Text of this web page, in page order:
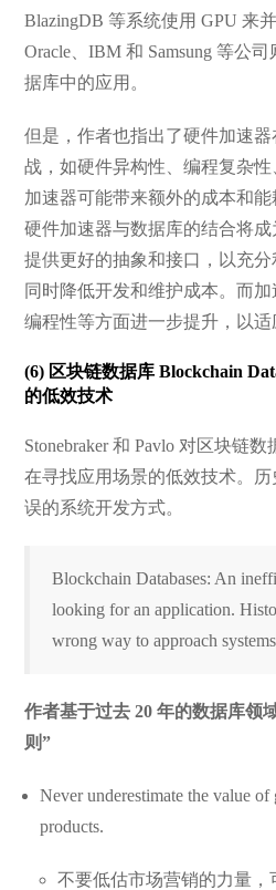
BlazingDB 等系统使用 GPU 来
Oracle、IBM 和 Samsung 等公
据库中的应用。
但是，作者也指出了硬件加速
战，如硬件异构性、编程复杂性
加速器可能带来额外的成本和
硬件加速器与数据库的结合将
提供更好的抽象和接口，以充分
同时降低开发和维护成本。而
编程性等方面进一步提升，以适
(6) 区块链数据库 Blockchain
的低效技术
Stonebraker 和 Pavlo 对区块链
在寻找应用场景的低效技术。
误的系统开发方式。
Blockchain Databases: An
looking for an application.
wrong way to approach
作者基于过去 20 年的数据库领
则”
Never underestimate the value
products.
不要低估市场营销的力量，